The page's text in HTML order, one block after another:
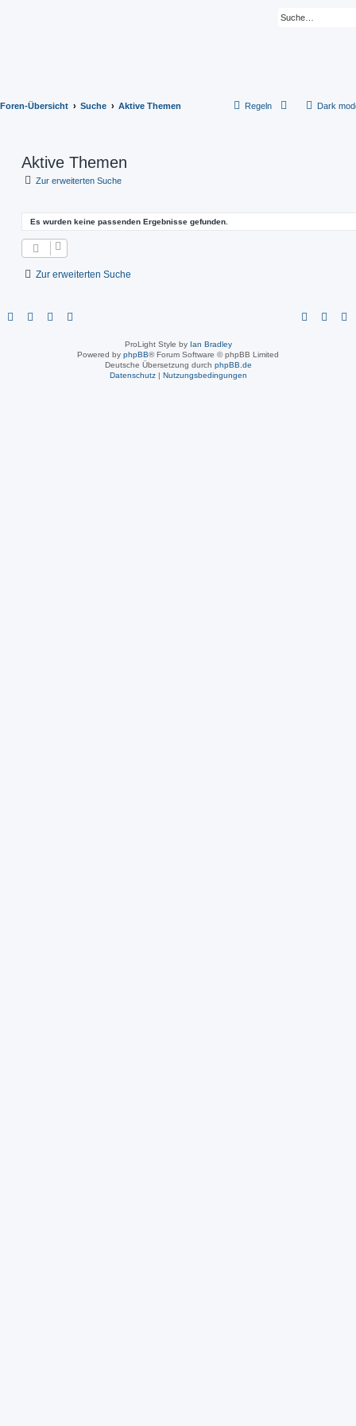
Dark
Regeln
Foren-Übersicht Suche Aktive Themen
Aktive Themen
Zur erweiterten Suche
Es wurden keine passenden Ergebnisse gefunden.
Zur erweiterten Suche
ProLight Style by Ian Bradley
Powered by phpBB® Forum Software © phpBB Limited
Deutsche Übersetzung durch phpBB.de
Datenschutz| Nutzungsbedingungen